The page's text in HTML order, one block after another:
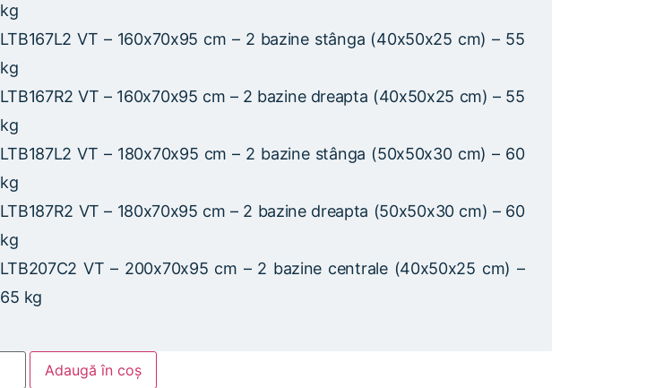
kg
LTB167L2 VT – 160x70x95 cm – 2 bazine stânga (40x50x25 cm) – 55
kg
LTB167R2 VT – 160x70x95 cm – 2 bazine dreapta (40x50x25 cm) – 55
kg
LTB187L2 VT – 180x70x95 cm – 2 bazine stânga (50x50x30 cm) – 60
kg
LTB187R2 VT – 180x70x95 cm – 2 bazine dreapta (50x50x30 cm) – 60
kg
LTB207C2 VT – 200x70x95 cm – 2 bazine centrale (40x50x25 cm) –
65 kg
Adaugă în coș